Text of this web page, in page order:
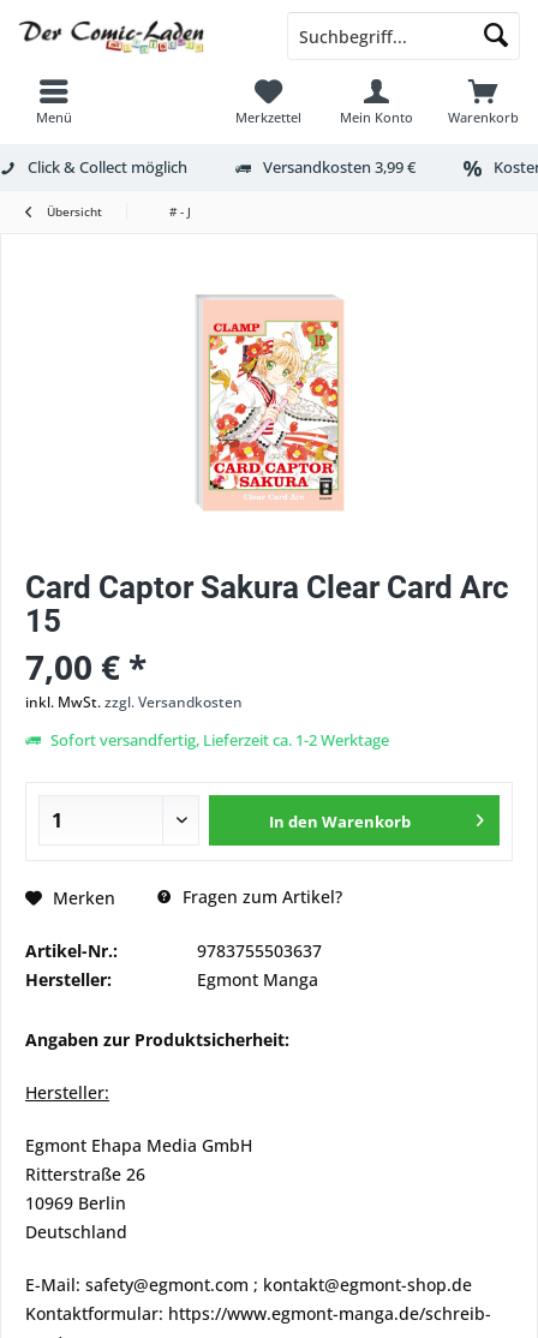
Menü Warenkorb
Merkzettel Mein Konto
Click & Collect möglich Versandkosten 3,99 €
Übersicht # - J
Card Captor Sakura Clear Card Arc
15
7,00 € *
inkl. MwSt.zzgl. Versandkosten
Sofort versandfertig, Lieferzeit ca. 1-2 Werktage
In den Warenkorb
Merken Fragen zum Artikel?
Artikel-Nr.:
9783755503637
Hersteller:
Egmont Manga
Angaben zur Produktsicherheit:
Hersteller:
Egmont Ehapa Media GmbH
Ritterstraße 26
10969 Berlin
Deutschland
E-Mail: safety@egmont.com ; kontakt@egmont-shop.de
Kontaktformular: https://www.egmont-manga.de/schreib-